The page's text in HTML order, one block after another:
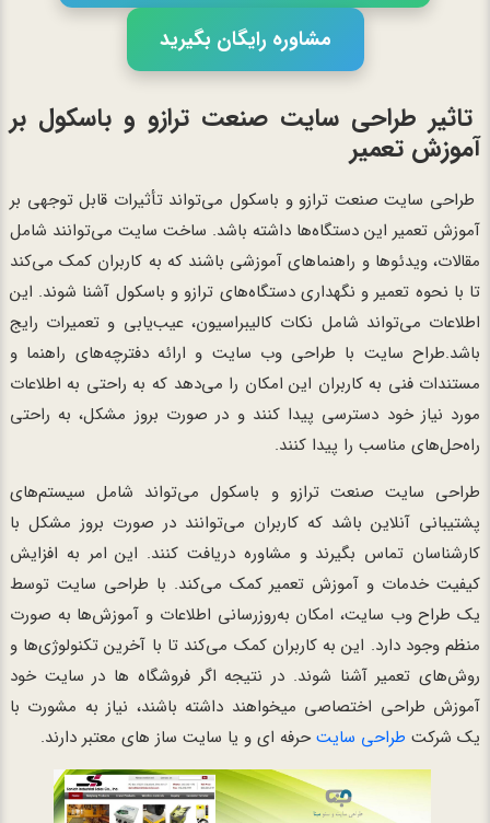
مشاوره رایگان بگیرید
تاثیر طراحی سایت صنعت ترازو و باسکول بر
آموزش تعمیر
طراحی سایت صنعت ترازو و باسکول می‌تواند تأثیرات قابل توجهی بر
آموزش تعمیر این دستگاه‌ها داشته باشد. ساخت سایت‌ می‌توانند شامل
مقالات، ویدئوها و راهنماهای آموزشی باشند که به کاربران کمک می‌کند
تا با نحوه تعمیر و نگهداری دستگاه‌های ترازو و باسکول آشنا شوند. این
اطلاعات می‌تواند شامل نکات کالیبراسیون، عیب‌یابی و تعمیرات رایج
باشد.طراح سایت با طراحی وب سایت و ارائه دفترچه‌های راهنما و
مستندات فنی به کاربران این امکان را می‌دهد که به راحتی به اطلاعات
مورد نیاز خود دسترسی پیدا کنند و در صورت بروز مشکل، به راحتی
راه‌حل‌های مناسب را پیدا کنند.
طراحی سایت صنعت ترازو و باسکول می‌تواند شامل سیستم‌های
پشتیبانی آنلاین باشد که کاربران می‌توانند در صورت بروز مشکل با
کارشناسان تماس بگیرند و مشاوره دریافت کنند. این امر به افزایش
کیفیت خدمات و آموزش تعمیر کمک می‌کند. با طراحی سایت توسط
یک طراح وب سایت، امکان به‌روزرسانی اطلاعات و آموزش‌ها به صورت
منظم وجود دارد. این به کاربران کمک می‌کند تا با آخرین تکنولوژی‌ها و
روش‌های تعمیر آشنا شوند. در نتیجه اگر فروشگاه ها در سایت خود
آموزش طراحی اختصاصی میخواهند داشته باشند، نیاز به مشورت با
یک شرکت طراحی سایتحرفه ای و یا سایت ساز های معتبر دارند.